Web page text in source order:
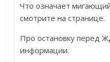
Что означает
смотрите на странице.
Про остановку перед
информации.